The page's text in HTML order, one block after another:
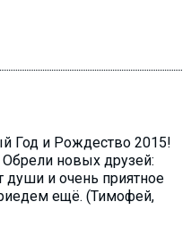
Год и Рождество 2015!
новых друзей:
и очень приятное
ещё. (Тимофей,